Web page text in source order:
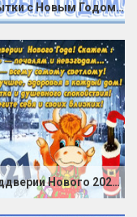
Открытки с Новым Годом Быка 2021
В преддверии Нового 2021 Года